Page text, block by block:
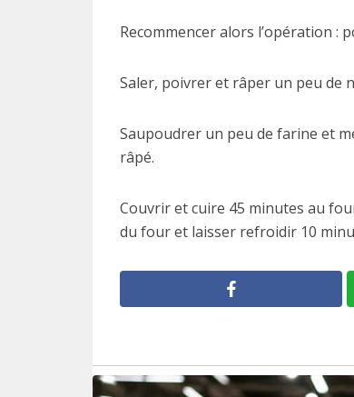
Recommencer alors l’opération :
Saler, poivrer et râper un peu de
Saupoudrer un peu de farine et
râpé.
Couvrir et cuire 45 minutes au
du four et laisser refroidir 10